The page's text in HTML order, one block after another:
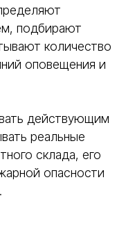
подбирают
количество
оповещения и
действующим
реальные
склада, его
опасности